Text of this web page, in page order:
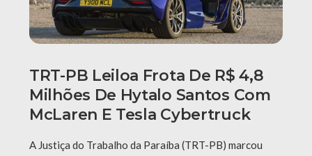
TRT-PB Leiloa Frota De R$ 4,8
Milhões De Hytalo Santos Com
McLaren E Tesla Cybertruck
A Justiça do Trabalho da Paraíba (TRT-PB) marcou